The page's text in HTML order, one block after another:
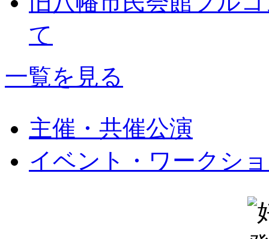
て
一覧を見る
主催・共催公演
イベント・ワークシ